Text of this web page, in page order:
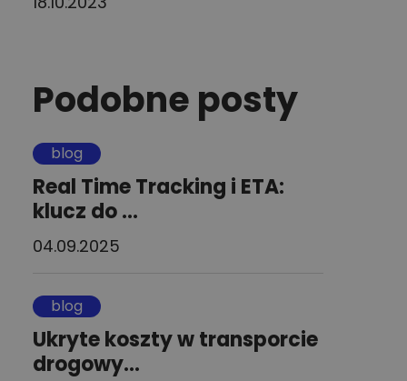
Podobne posty
blog
Real Time Tracking i ETA:
klucz do ...
04.09.2025
blog
Ukryte koszty w transporcie
drogowy...